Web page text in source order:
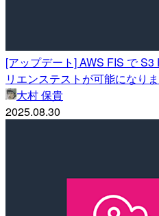
[アップデート] AWS FIS で
リエンステストが可能になり
大村 保貴
2025.08.30